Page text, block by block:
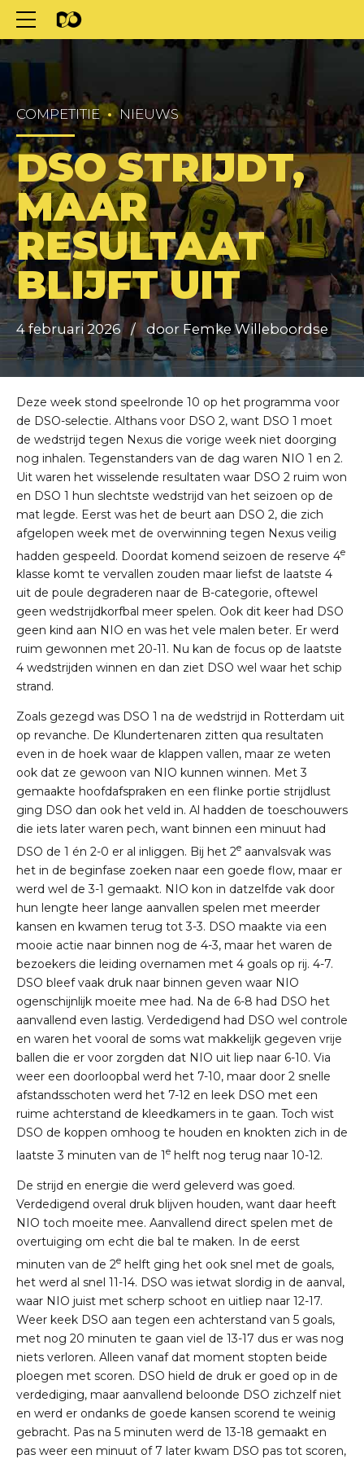
COMPETITIE NIEUWS
DSO STRIJDT,
MAAR
RESULTAAT
BLIJFT UIT
4 februari 2026 door Femke Willeboordse
Deze week stond speelronde 10 op het programma voor
de DSO-selectie. Althans voor DSO 2, want DSO 1 moet
de wedstrijd tegen Nexus die vorige week niet doorging
nog inhalen. Tegenstanders van de dag waren NIO 1 en 2.
Uit waren het wisselende resultaten waar DSO 2 ruim won
en DSO 1 hun slechtste wedstrijd van het seizoen op de
mat legde. Eerst was het de beurt aan DSO 2, die zich
afgelopen week met de overwinning tegen Nexus veilig
hadden gespeeld. Doordat komend seizoen de reserve 4e
klasse komt te vervallen zouden maar liefst de laatste 4
uit de poule degraderen naar de B-categorie, oftewel
geen wedstrijdkorfbal meer spelen. Ook dit keer had DSO
geen kind aan NIO en was het vele malen beter. Er werd
ruim gewonnen met 20-11. Nu kan de focus op de laatste
4 wedstrijden winnen en dan ziet DSO wel waar het schip
strand.
Zoals gezegd was DSO 1 na de wedstrijd in Rotterdam uit
op revanche. De Klundertenaren zitten qua resultaten
even in de hoek waar de klappen vallen, maar ze weten
ook dat ze gewoon van NIO kunnen winnen. Met 3
gemaakte hoofdafspraken en een flinke portie strijdlust
ging DSO dan ook het veld in. Al hadden de toeschouwers
die iets later waren pech, want binnen een minuut had
DSO de 1 én 2-0 er al inliggen. Bij het 2e aanvalsvak was
het in de beginfase zoeken naar een goede flow, maar er
werd wel de 3-1 gemaakt. NIO kon in datzelfde vak door
hun lengte heer lange aanvallen spelen met meerder
kansen en kwamen terug tot 3-3. DSO maakte via een
mooie actie naar binnen nog de 4-3, maar het waren de
bezoekers die leiding overnamen met 4 goals op rij. 4-7.
DSO bleef vaak druk naar binnen geven waar NIO
ogenschijnlijk moeite mee had. Na de 6-8 had DSO het
aanvallend even lastig. Verdedigend had DSO wel controle
en waren het vooral de soms wat makkelijk gegeven vrije
ballen die er voor zorgden dat NIO uit liep naar 6-10. Via
weer een doorloopbal werd het 7-10, maar door 2 snelle
afstandsschoten werd het 7-12 en leek DSO met een
ruime achterstand de kleedkamers in te gaan. Toch wist
DSO de koppen omhoog te houden en knokten zich in de
laatste 3 minuten van de 1e helft nog terug naar 10-12.
De strijd en energie die werd geleverd was goed.
Verdedigend overal druk blijven houden, want daar heeft
NIO toch moeite mee. Aanvallend direct spelen met de
overtuiging om echt die bal te maken. In de eerst
minuten van de 2e helft ging het ook snel met de goals,
het werd al snel 11-14. DSO was ietwat slordig in de aanval,
waar NIO juist met scherp schoot en uitliep naar 12-17.
Weer keek DSO aan tegen een achterstand van 5 goals,
met nog 20 minuten te gaan viel de 13-17 dus er was nog
niets verloren. Alleen vanaf dat moment stopten beide
ploegen met scoren. DSO hield de druk er goed op in de
verdediging, maar aanvallend beloonde DSO zichzelf niet
en werd er ondanks de goede kansen scorend te weinig
gebracht. Pas na 5 minuten werd de 13-18 gemaakt en
pas weer een minuut of 7 later kwam DSO pas tot scoren,